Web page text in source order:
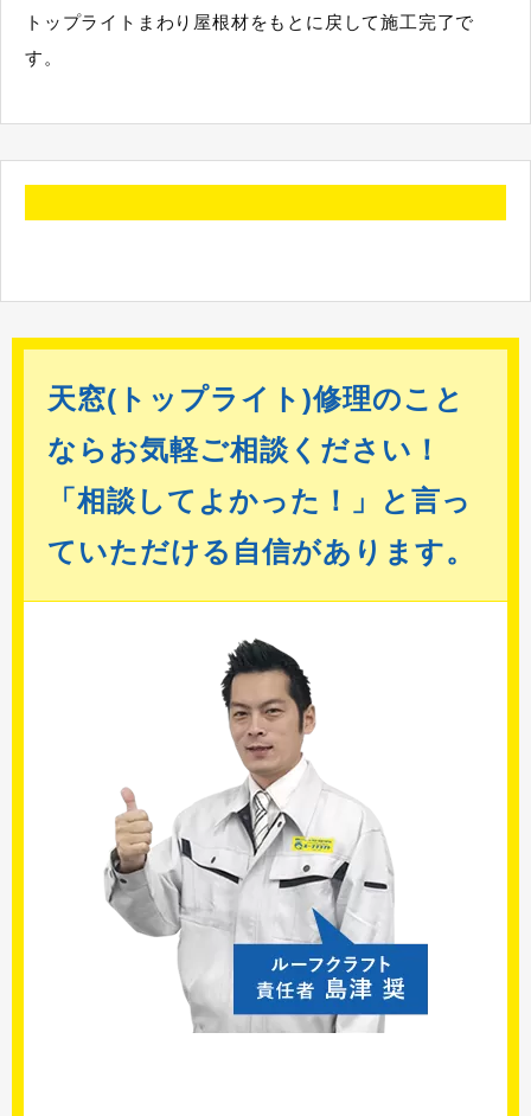
トップライトまわり屋根材をもとに戻して施工完了で
す。
天窓(トップライト)修理のこと
ならお気軽ご相談ください！
「相談してよかった！」と言っ
ていただける自信があります。